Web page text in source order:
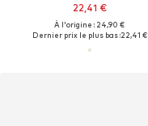
22,41 €
À l'origine : 24,90 €
Dernier prix le plus bas :22,41 €